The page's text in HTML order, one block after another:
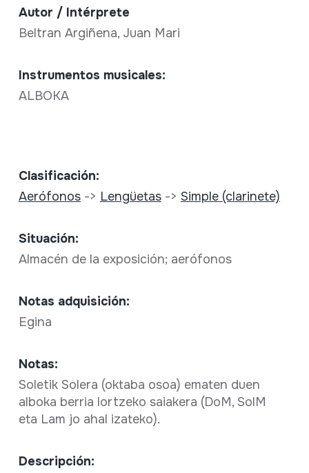
Autor / Intérprete
Beltran Argiñena, Juan Mari
Instrumentos musicales:
ALBOKA
Clasificación:
Aerófonos-> Lengüetas-> Simple (clarinete)
Situación:
Almacén de la exposición; aerófonos
Notas adquisición:
Egina
Notas:
Soletik Solera (oktaba osoa) ematen duen
alboka berria lortzeko saiakera (DoM, SolM
eta Lam jo ahal izateko).
Descripción: